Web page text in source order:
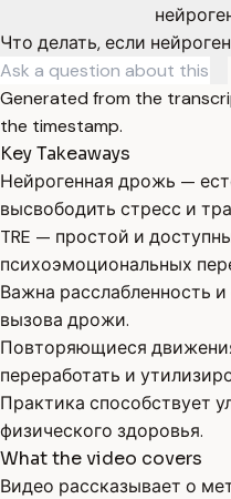
Что делать, если
Generated from the
the timestamp.
Key Takeaways
Нейрогенная дрожь —
высвободить стресс и
TRE — простой и
психоэмоциональных
Важна расслабленность
вызова дрожи.
Повторяющиеся
переработать и
Практика способствует
физического здоровья.
What the video covers
Видео рассказывает о